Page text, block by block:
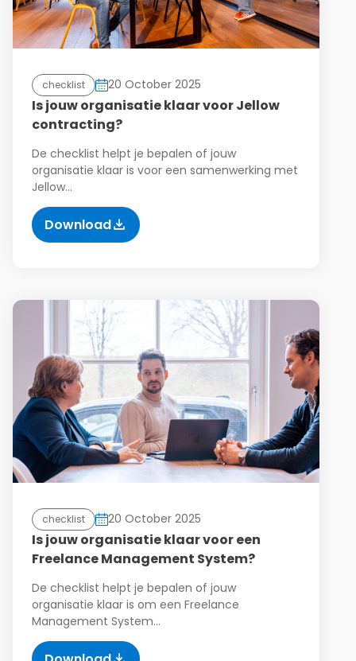
checklist 20 October 2025
Is jouw organisatie klaar voor Jellow
contracting?
De checklist helpt je bepalen of jouw
organisatie klaar is voor een samenwerking met
Jellow…
Download
checklist 20 October 2025
Is jouw organisatie klaar voor een
Freelance Management System?
De checklist helpt je bepalen of jouw
organisatie klaar is om een Freelance
Management System…